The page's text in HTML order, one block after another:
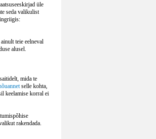
üle
seda valikulist
teie eelneval
alusel.
mida te
selle kohta,
keelamise korral ei
rakendada.